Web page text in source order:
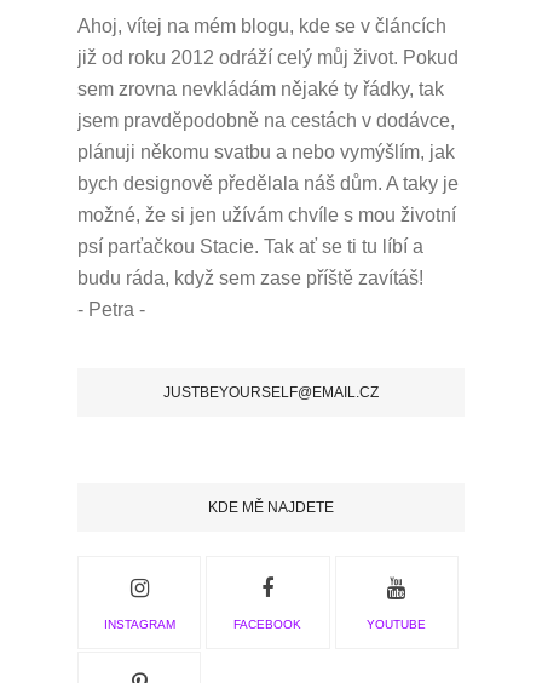
Ahoj, vítej na mém blogu, kde se v článcích
již od roku 2012 odráží celý můj život. Pokud
sem zrovna nevkládám nějaké ty řádky, tak
jsem pravděpodobně na cestách v dodávce,
plánuji někomu svatbu a nebo vymýšlím, jak
bych designově předělala náš dům. A taky je
možné, že si jen užívám chvíle s mou životní
psí parťačkou Stacie. Tak ať se ti tu líbí a
budu ráda, když sem zase příště zavítáš!
- Petra -
JUSTBEYOURSELF@EMAIL.CZ
KDE MĚ NAJDETE
INSTAGRAM FACEBOOK YOUTUBE